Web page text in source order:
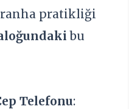
pratikliği
bu
Telefonu: